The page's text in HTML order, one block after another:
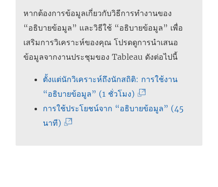
หากต้องการข้อมูลเกี่ยวกับวิธีการทำงานของ
“อธิบายข้อมูล” และวิธีใช้ “อธิบายข้อมูล” เพื่อ
เสริมการวิเคราะห์ของคุณ โปรดดูการนำเสนอ
ข้อมูลจากงานประชุมของ Tableau ดังต่อไปนี้
ตั้งแต่นักวิเคราะห์ถึงนักสถิติ: การใช้งาน
“อธิบายข้อมูล” (1 ชั่วโมง)
ลิ
การใช้ประโยชน์จาก “อธิบายข้อมูล” (45
นาที)